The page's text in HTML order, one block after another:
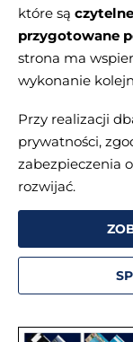
które są
przygotowane
strona ma
wykonanie
Przy realizacji
prywatności,
zabezpieczenia
rozwijać.